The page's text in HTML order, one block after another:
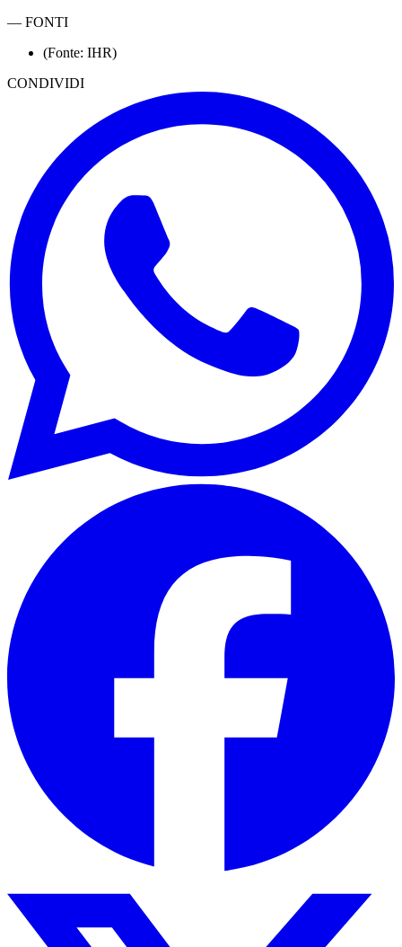
— FONTI
(Fonte: IHR)
CONDIVIDI